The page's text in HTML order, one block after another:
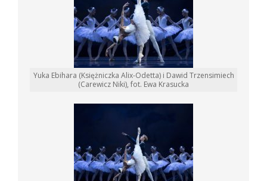
Yuka Ebihara (Księżniczka Alix-Odetta) i Dawid Trzensimiech
(Carewicz Niki), fot. Ewa Krasucka